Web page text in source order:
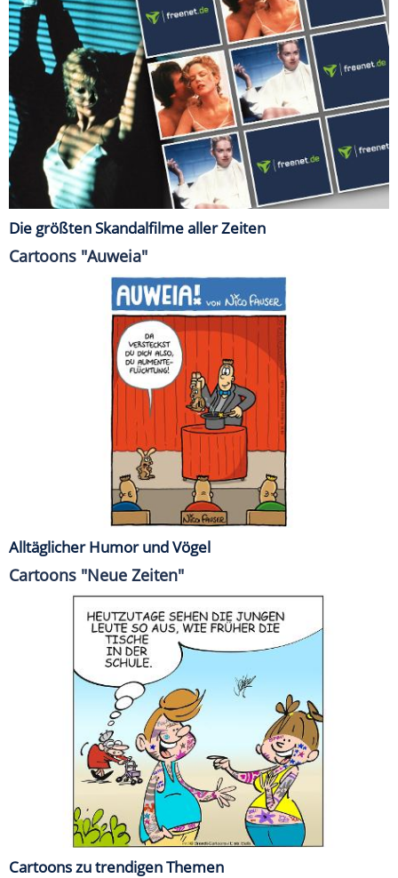
Die größten Skandalfilme aller Zeiten
Cartoons "Auweia"
Alltäglicher Humor und Vögel
Cartoons "Neue Zeiten"
Cartoons zu trendigen Themen